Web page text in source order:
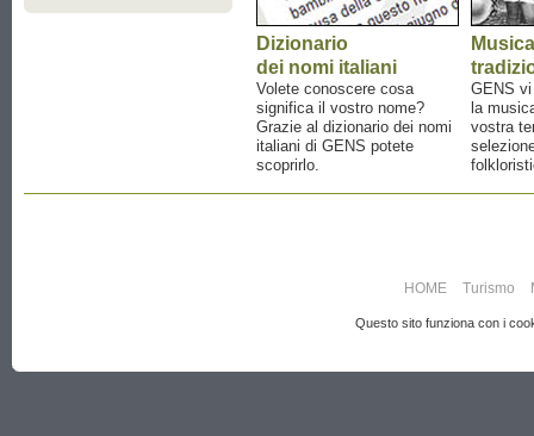
Dizionario
dei nomi italiani
Volete conoscere cosa
significa il vostro nome?
Grazie al dizionario dei nomi
italiani di GENS potete
scoprirlo.
Musica
GENS
la
vostra
HOME Turismo
Questo sito funziona con i